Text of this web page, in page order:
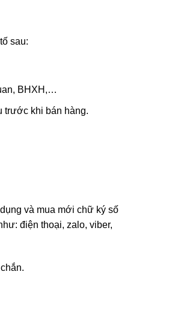
sau:
BHXH,…
trước khi bán hàng.
và mua mới chữ ký số
điện thoại, zalo, viber,